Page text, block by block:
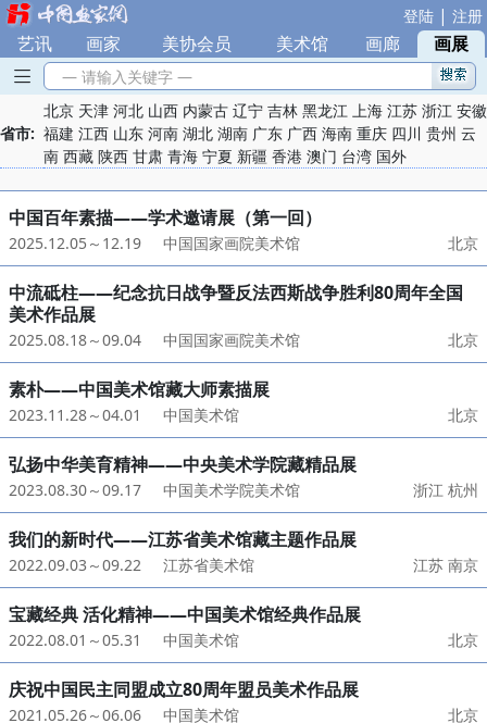
登陆 | 注册
艺讯 画家 美协会员 美术馆 画廊 | 画展
— 请输入关键字 —
省市:
北京 天津 河北 山西 内蒙古 辽宁 吉林 黑龙江 上海 江苏 浙江 安徽
福建 江西 山东 河南 湖北 湖南 广东 广西 海南 重庆 四川 贵州 云
南 西藏 陕西 甘肃 青海 宁夏 新疆 香港 澳门 台湾 国外
中国百年素描——学术邀请展（第一回）
北京
2025.12.05～12.19 中国国家画院美术馆
中流砥柱——纪念抗日战争暨反法西斯战争胜利80周年全国
美术作品展
北京
2025.08.18～09.04 中国国家画院美术馆
素朴——中国美术馆藏大师素描展
北京
2023.11.28～04.01 中国美术馆
弘扬中华美育精神——中央美术学院藏精品展
浙江 杭州
2023.08.30～09.17 中国美术学院美术馆
我们的新时代——江苏省美术馆藏主题作品展
江苏 南京
2022.09.03～09.22 江苏省美术馆
宝藏经典 活化精神——中国美术馆经典作品展
北京
2022.08.01～05.31 中国美术馆
庆祝中国民主同盟成立80周年盟员美术作品展
北京
2021.05.26～06.06 中国美术馆